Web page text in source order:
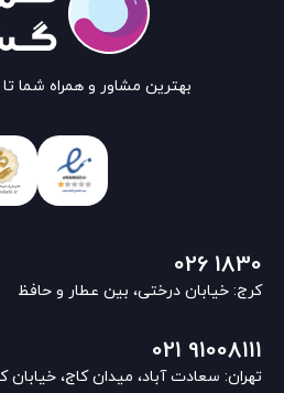
بهترین مشاور و همراه شما تا
026 1830
کرج: خیابان درختی، بین عطار و حافظ
021 91008111
تهران: سعادت آباد، میدان کاج، خیابان